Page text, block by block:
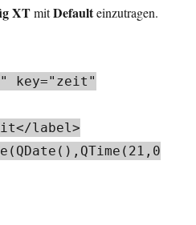
XTmitDefaulteinzutragen.
key="zeit"
label>